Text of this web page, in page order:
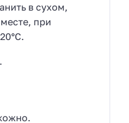
в сухом,
при